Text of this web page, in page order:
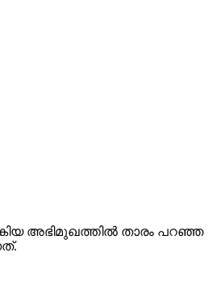
അഭിമുഖത്തില്‍ താരം പറഞ്ഞ